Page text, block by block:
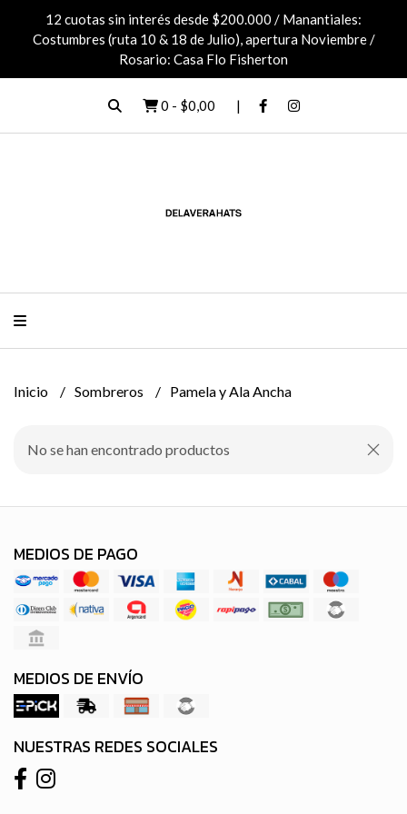
12 cuotas sin interés desde $200.000 / Manantiales:
Costumbres (ruta 10 & 18 de Julio), apertura Noviembre /
Rosario: Casa Flo Fisherton
0 - $0,00
Inicio Sombreros Pamela y Ala Ancha
No se han encontrado productos
MEDIOS DE PAGO
MEDIOS DE ENVÍO
NUESTRAS REDES SOCIALES